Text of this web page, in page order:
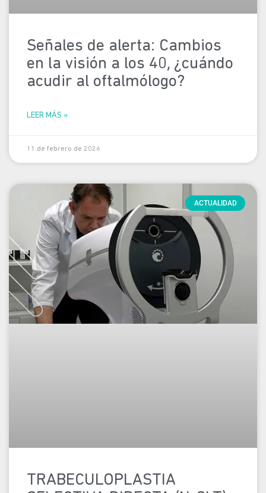
Señales de alerta: Cambios
en la visión a los 40, ¿cuándo
acudir al oftalmólogo?
LEER MÁS »
11 de febrero de 2026
ACTUALIDAD
TRABECULOPLASTIA